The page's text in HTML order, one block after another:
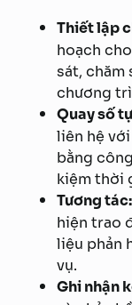
Thiết lập
hoạch
sát, chăm
chương
Quay số
liên hệ
bằng
kiệm thời
Tương tác:
hiện trao
liệu phản
vụ.
Ghi nhận